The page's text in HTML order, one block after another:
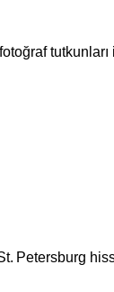
tutkunları
Petersburg